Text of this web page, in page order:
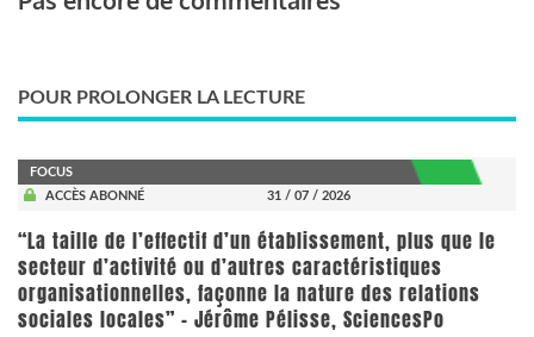
POUR PROLONGER LA LECTURE
FOCUS
ACCÈS ABONNÉ
31 / 07 / 2026
“La taille de l’effectif d’un établissement, plus que le
secteur d’activité ou d’autres caractéristiques
organisationnelles, façonne la nature des relations
sociales locales” - Jérôme Pélisse, SciencesPo